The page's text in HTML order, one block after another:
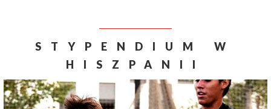
STYPENDIUM W
HISZPANII